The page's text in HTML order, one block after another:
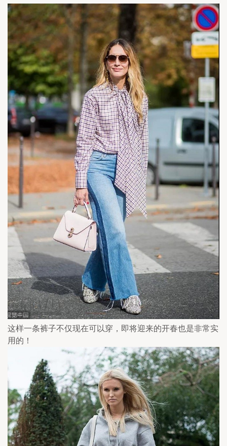
这样一条裤子不仅现在可以穿，即将迎来的开春也是非常实
用的！